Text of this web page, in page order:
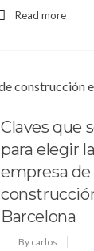
Read more
Claves que
para elegir
empresa de
Barcelona
By carlos